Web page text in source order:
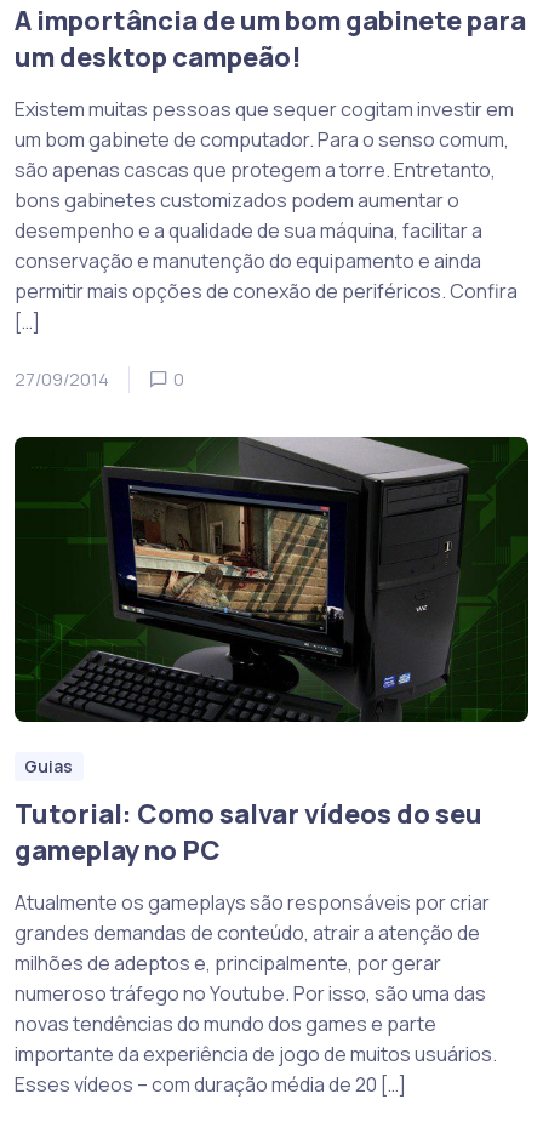
A importância de um bom gabinete para
um desktop campeão!
Existem muitas pessoas que sequer cogitam investir em
um bom gabinete de computador. Para o senso comum,
são apenas cascas que protegem a torre. Entretanto,
bons gabinetes customizados podem aumentar o
desempenho e a qualidade de sua máquina, facilitar a
conservação e manutenção do equipamento e ainda
permitir mais opções de conexão de periféricos. Confira
[…]
27/09/2014 0
Guias
Tutorial: Como salvar vídeos do seu
gameplay no PC
Atualmente os gameplays são responsáveis por criar
grandes demandas de conteúdo, atrair a atenção de
milhões de adeptos e, principalmente, por gerar
numeroso tráfego no Youtube. Por isso, são uma das
novas tendências do mundo dos games e parte
importante da experiência de jogo de muitos usuários.
Esses vídeos – com duração média de 20 […]